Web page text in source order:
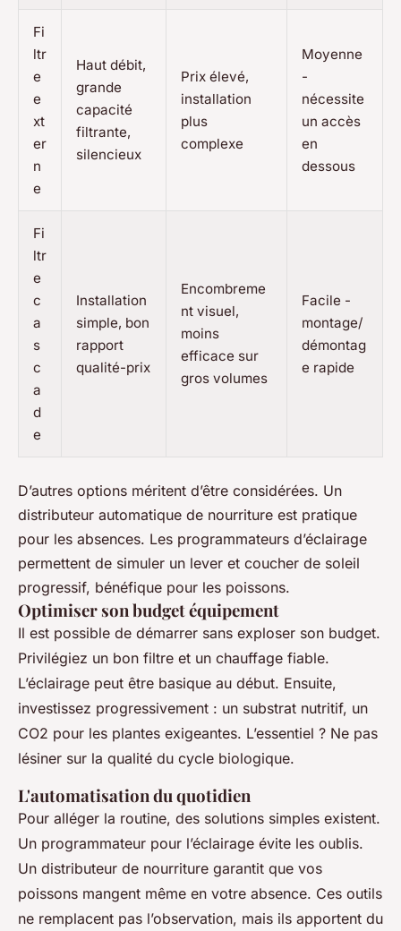
Fi
ltr
e
e
xt
er
n
e
Haut débit,
grande
capacité
filtrante,
silencieux
Prix élevé,
installation
plus
complexe
Moyenne
-
nécessite
un accès
en
dessous
Fi
ltr
e
c
a
s
c
a
d
e
Installation
simple, bon
rapport
qualité-prix
Encombreme
nt visuel,
moins
efficace sur
gros volumes
Facile -
montage/
démontag
e rapide
D’autres options méritent d’être considérées. Un
distributeur automatique de nourriture est pratique
pour les absences. Les programmateurs d’éclairage
permettent de simuler un lever et coucher de soleil
progressif, bénéfique pour les poissons.
Optimiser son budget équipement
Il est possible de démarrer sans exploser son budget.
Privilégiez un bon filtre et un chauffage fiable.
L’éclairage peut être basique au début. Ensuite,
investissez progressivement : un substrat nutritif, un
CO2 pour les plantes exigeantes. L’essentiel ? Ne pas
lésiner sur la qualité du cycle biologique.
L'automatisation du quotidien
Pour alléger la routine, des solutions simples existent.
Un programmateur pour l’éclairage évite les oublis.
Un distributeur de nourriture garantit que vos
poissons mangent même en votre absence. Ces outils
ne remplacent pas l’observation, mais ils apportent du